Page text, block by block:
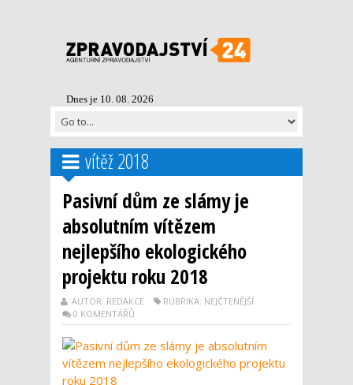
Dnes je 10. 08. 2026
vítěž 2018
Pasivní dům ze slámy je
absolutním vítězem
nejlepšího ekologického
projektu roku 2018
AUTOR: REDAKCE
RUBRIKA: NEJČTENĚJŠÍ
0 KOMENTÁŘŮ